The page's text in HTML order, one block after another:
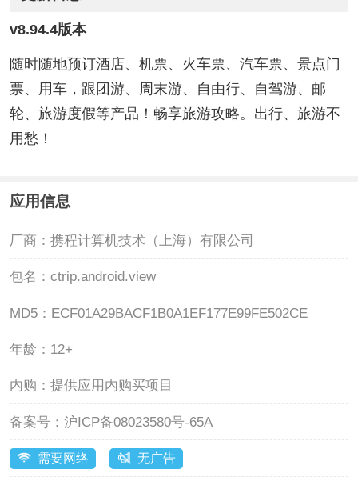
v8.94.4版本
随时随地预订酒店、机票、火车票、汽车票、景点门
票、用车，跟团游、周末游、自由行、自驾游、邮
轮、旅游度假等产品！畅享旅游攻略。出行、旅游不
用愁！
应用信息
厂商： 携程计算机技术（上海）有限公司
包名： ctrip.android.view
MD5： ECF01A29BACF1B0A1EF177E99FE502CE
年龄： 12+
内购： 提供应用内购买项目
备案号： 沪ICP备08023580号-65A
需要网络 无广告